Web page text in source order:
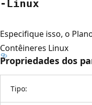
-Linux
Especifique isso, o
Contêineres Linux
Propriedades dos
Tipo: